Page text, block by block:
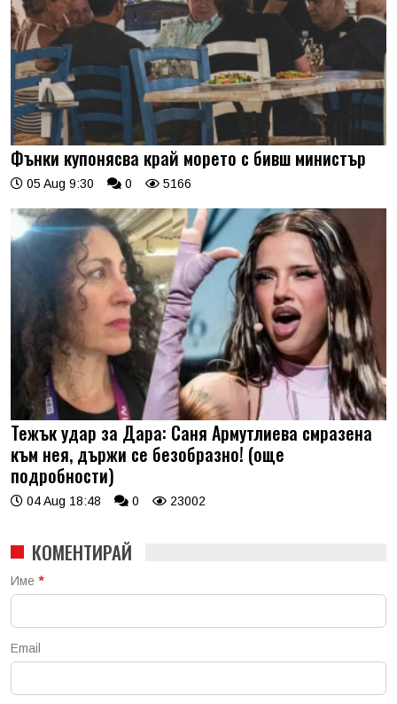
Фънки купонясва край морето с бивш министър
05 Aug 9:30 0 5166
Тежък удар за Дара: Саня Армутлиева смразена
към нея, държи се безобразно! (още
подробности)
04 Aug 18:48 0 23002
КОМЕНТИРАЙ
Име *
Email